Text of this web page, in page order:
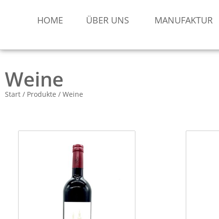
HOME ÜBER UNS MANUFAKTUR
Weine
Start / Produkte / Weine